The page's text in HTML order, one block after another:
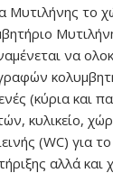
Μυτιλήνης το
να
(κύρια και
κυλικείο,
(WC) για το
αλλά και